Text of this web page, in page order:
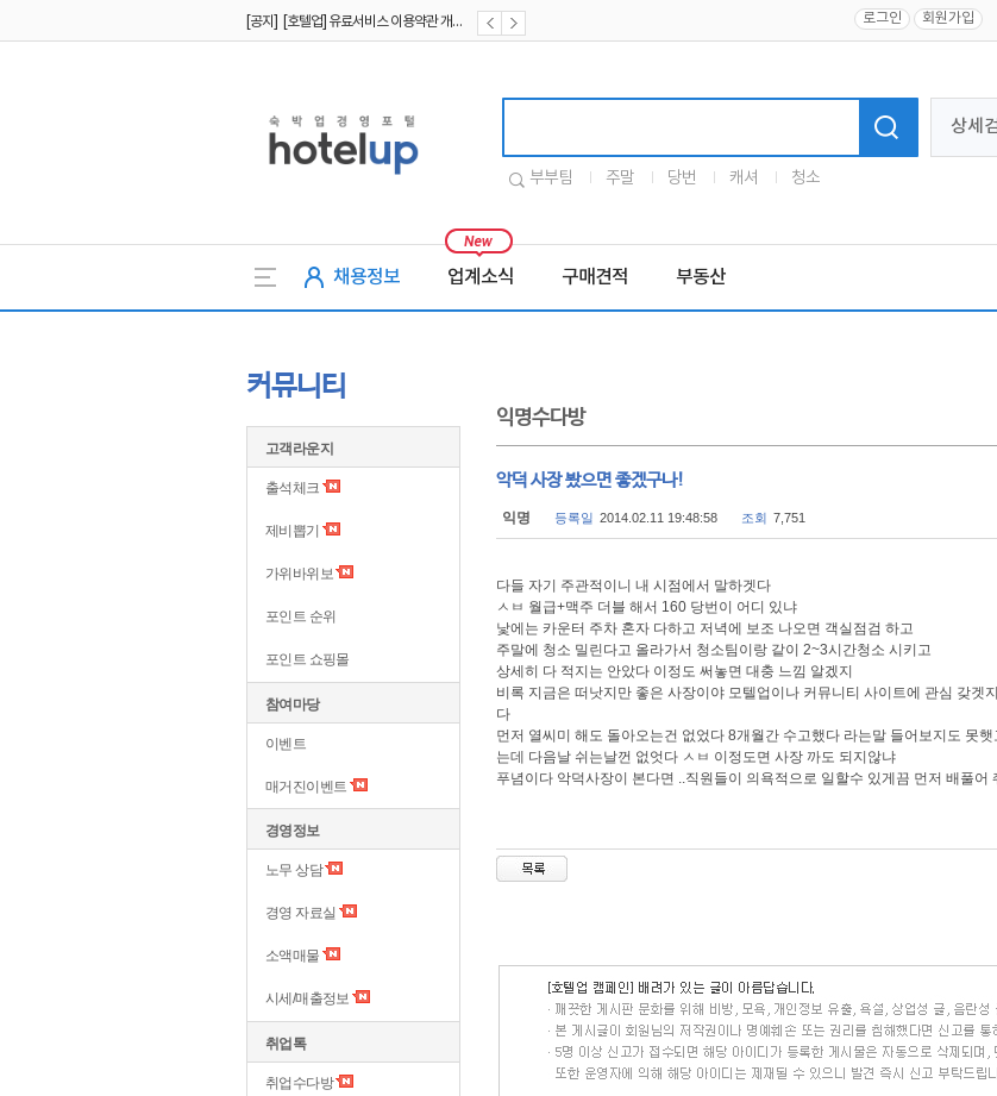
[공지] [호텔업] 개인정보 처리방침 개정본2 (19.09.02) 로그인 회원가입
상세
부부팀 주말 당번 캐셔 청소
채용정보 업계소식 구매견적 부동산
커뮤니티
고객라운지
출석체크
제비뽑기
가위바위보
포인트 순위
포인트 쇼핑몰
참여마당
이벤트
매거진이벤트
경영정보
노무 상담
경영 자료실
소액매물
시세/매출정보
취업톡
취업수다방
익명수다방
악덕 사장 봤으면 좋겠구나!
익명 등록일 2014.02.11 19:48:58 조회 7,751
다들 자기 주관적이니 내 시점에서 말하겟다
ㅅㅂ 월급+맥주 더블 해서 160 당번이 어디 있냐
낯에는 카운터 주차 혼자 다하고 저녁에 보조 나오면 객실점검 하고
주말에 청소 밀린다고 올라가서 청소팀이랑 같이 2~3시간청소 시키고
상세히 다 적지는 안았다 이정도 써놓면 대충 느낌 알겠지
비록 지금은 떠낫지만 좋은 사장이야 모텔업이나 커뮤니티 사이트에 관심 갖겟
다
먼저 열씨미 해도 돌아오는건 없었다 8개월간 수고했다 라는말 들어보지도 못
는데 다음날 쉬는날껀 없엇다 ㅅㅂ 이정도면 사장 까도 되지않냐
푸념이다 악덕사장이 본다면 ..직원들이 의욕적으로 일할수 있게끔 먼저 배풀